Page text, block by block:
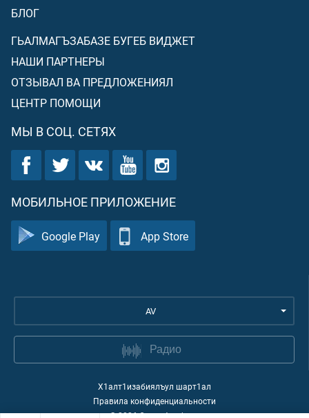
БЛОГ
ГЬАЛМАГЪЗАБАЗЕ БУГЕБ ВИДЖЕТ
НАШИ ПАРТНЕРЫ
ОТЗЫВАЛ ВА ПРЕДЛОЖЕНИЯЛ
ЦЕНТР ПОМОЩИ
МЫ В СОЦ. СЕТЯХ
МОБИЛЬНОЕ ПРИЛОЖЕНИЕ
Google Play App Store
AV
Радио
Х1алт1изабиялъул шарт1ал
Правила конфиденциальности
©2026Quran Academy